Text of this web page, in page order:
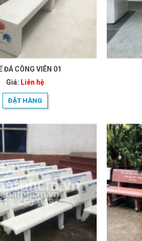
ĐÁ CÔNG VIÊN 01
Giá: Liên hệ
ĐẶT HÀNG